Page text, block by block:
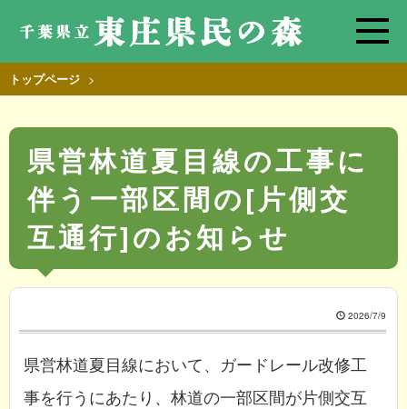
トップページ >
県営林道夏目線の工事に
伴う一部区間の[片側交
互通行]のお知らせ
2026/7/9
県営林道夏目線において、ガードレール改修工
事を行うにあたり、林道の一部区間が片側交互